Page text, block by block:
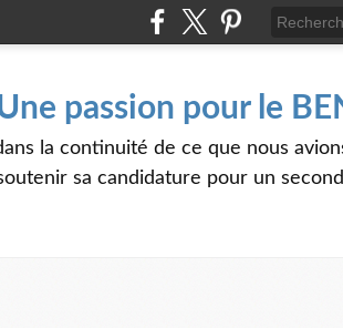
passion pour le
la continuité de ce que nous
sa candidature pour un